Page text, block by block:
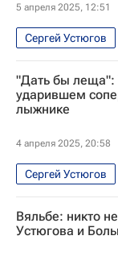
5 апреля 2025, 12:51
Сергей Устюгов
Ханты-Мансийск
"Дать бы леща":
ударившем
лыжнике
4 апреля 2025, 20:58
Сергей Устюгов
Максим
Вяльбе: никто
Устюгова и